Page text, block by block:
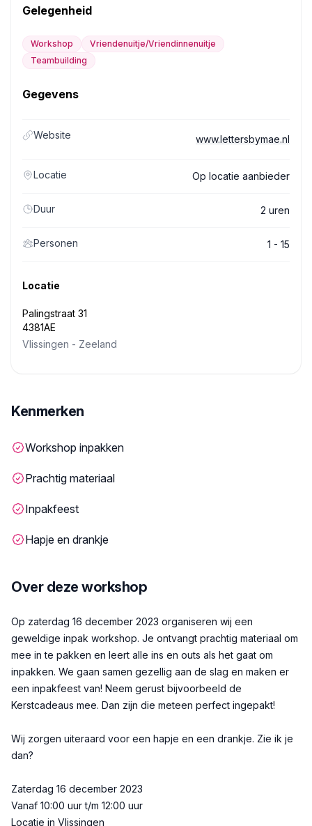
Gelegenheid
Workshop
Vriendenuitje/Vriendinnenuitje
Teambuilding
Gegevens
Website www.lettersbymae.nl
Locatie Op locatie aanbieder
Duur 2 uren
Personen 1 - 15
Locatie
Palingstraat 31
4381AE
Vlissingen - Zeeland
Kenmerken
Workshop inpakken
Prachtig materiaal
Inpakfeest
Hapje en drankje
Over deze workshop
Beschrijving
Op zaterdag 16 december 2023 organiseren wij een
geweldige inpak workshop. Je ontvangt prachtig materiaal om
mee in te pakken en leert alle ins en outs als het gaat om
inpakken. We gaan samen gezellig aan de slag en maken er
een inpakfeest van! Neem gerust bijvoorbeeld de
Kerstcadeaus mee. Dan zijn die meteen perfect ingepakt!
Wij zorgen uiteraard voor een hapje en een drankje. Zie ik je
dan?
Zaterdag 16 december 2023
Vanaf 10:00 uur t/m 12:00 uur
Locatie in Vlissingen